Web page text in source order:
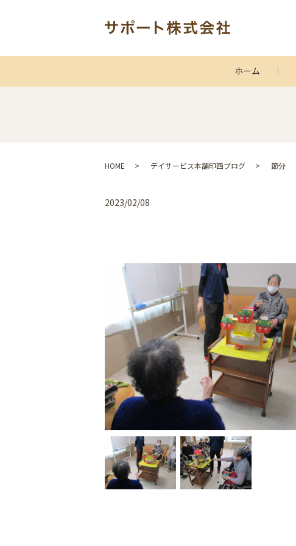
ホーム
HOME デイサービス本舗印西ブログ 節分
2023/02/08